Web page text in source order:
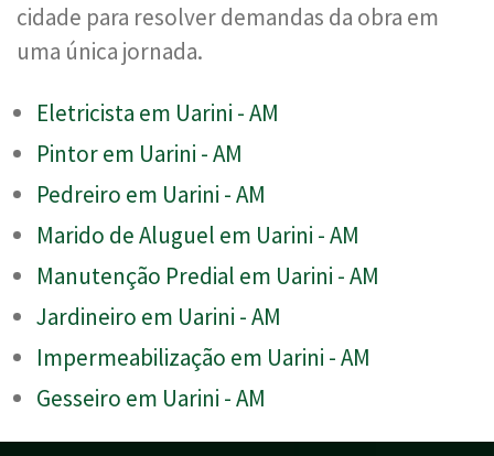
cidade para resolver demandas da obra em
uma única jornada.
Eletricista em Uarini - AM
Pintor em Uarini - AM
Pedreiro em Uarini - AM
Marido de Aluguel em Uarini - AM
Manutenção Predial em Uarini - AM
Jardineiro em Uarini - AM
Impermeabilização em Uarini - AM
Gesseiro em Uarini - AM